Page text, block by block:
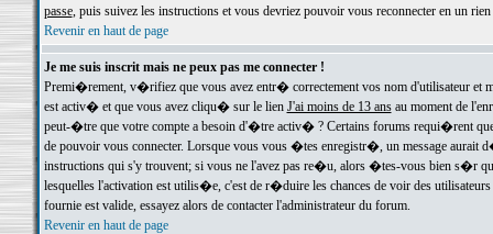
passe, puis suivez les instructions et vous devriez pouvoir vous reconnecter en un rien
Revenir en haut de page
Je me suis inscrit mais ne peux pas me connecter !
Premi�rement, v�rifiez que vous avez entr� correctement vos nom d'utilisateur
est activ� et que vous avez cliqu� sur le lien J'ai moins de 13 ansau moment de
peut-�tre que votre compte a besoin d'�tre activ� ? Certains forums requi�rent
de pouvoir vous connecter. Lorsque vous vous �tes enregistr�, un message aurait
instructions qui s'y trouvent; si vous ne l'avez pas re�u, alors �tes-vous bien s�r
lesquelles l'activation est utilis�e, c'est de r�duire les chances de voir des
fournie est valide, essayez alors de contacter l'administrateur du forum.
Revenir en haut de page